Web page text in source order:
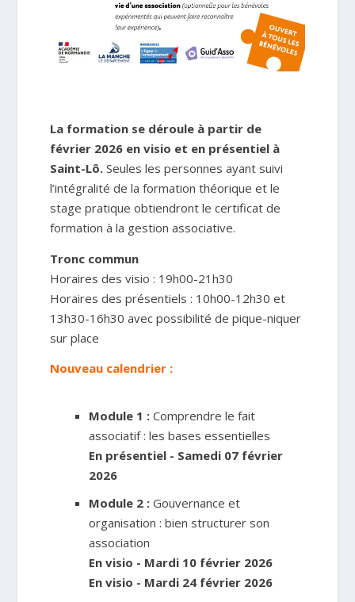
La formation se déroule à partir de
février 2026 en visio et en présentiel à
Saint-Lô. Seules les personnes ayant suivi
l’intégralité de la formation théorique et le
stage pratique obtiendront le certificat de
formation à la gestion associative.
Tronc commun
Horaires des visio : 19h00-21h30
Horaires des présentiels : 10h00-12h30 et
13h30-16h30 avec possibilité de pique-niquer
sur place
Nouveau calendrier :
Module 1 : Comprendre le fait
associatif : les bases essentielles
En présentiel - Samedi 07 février
2026
Module 2 : Gouvernance et
organisation : bien structurer son
association
En visio - Mardi 10 février 2026
En visio - Mardi 24 février 2026